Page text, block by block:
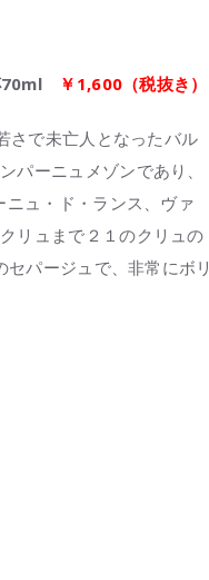
70ml ￥1,600 （税抜き）
さで未亡人となったバル
パーニュメゾンであり、
ュ・ド・ランス、ヴァ
リュまで２１のクリュの
パージュで、非常にボリ